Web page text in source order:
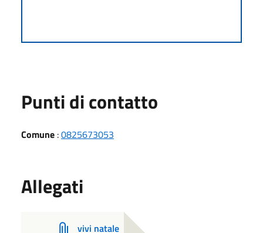
Punti di contatto
Comune :0825673053
Allegati
vivi natale